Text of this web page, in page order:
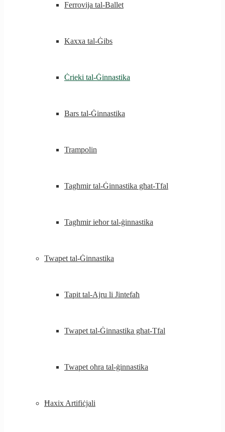
Ferrovija tal-Ballet
Kaxxa tal-Ġibs
Ċrieki tal-Ġinnastika
Bars tal-Ġinnastika
Trampolin
Tagħmir tal-Ġinnastika għat-Tfal
Tagħmir ieħor tal-ġinnastika
Twapet tal-Ġinnastika
Tapit tal-Ajru li Jintefaħ
Twapet tal-Ġinnastika għat-Tfal
Twapet oħra tal-ġinnastika
Ħaxix Artifiċjali